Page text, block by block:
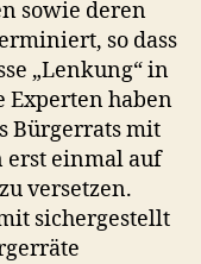
sowie deren
so dass
„Lenkung“ in
Experten haben
Bürgerrats mit
erst einmal auf
versetzen.
sichergestellt